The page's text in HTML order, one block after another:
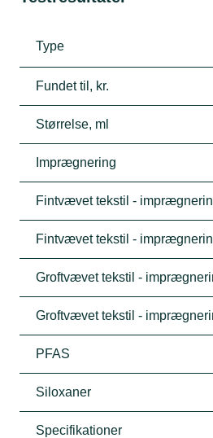
Type
Fundet til, kr.
Størrelse, ml
Imprægnering
Fintvævet tekstil -
Fintvævet tekstil -
Groftvævet tekstil -
Groftvævet tekstil -
PFAS
Siloxaner
Specifikationer